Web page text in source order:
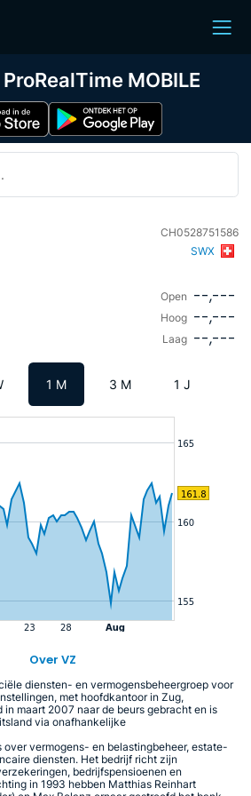
CH0528751586
SWX
Open --,---
Hoog --,---
Laag --,---
1 M 3 M 1 J
Over VZ
diensten- en vermogensbeheergroep voor
met hoofdkantoor in Zug,
maart 2007 naar de beurs gebracht en is
via onafhankelijke
over vermogens- en belastingbeheer, estate-
diensten. Het bedrijf richt zijn
bedrijfspensioenen en
in 1993 hebben Matthias Reinhart
MOBILE